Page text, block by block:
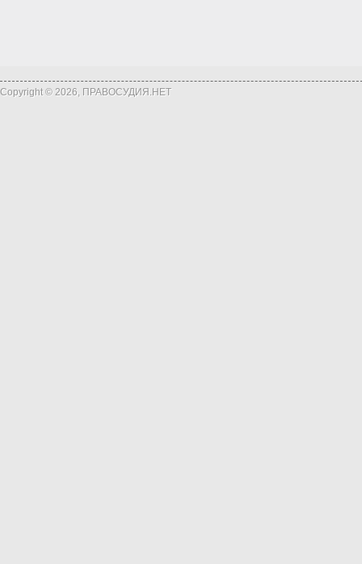
Copyright © 2026, ПРАВОСУДИЯ.НЕТ